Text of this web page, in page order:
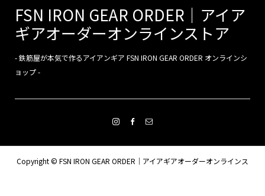
FSN IRON GEAR ORDER｜アイア
ギアオーダーオンラインストア
- 鉄筋屋が本気で作るアイアンギア FSN IRON GEAR ORDER オンラインシ
ョップ -
Copyright © FSN IRON GEAR ORDER｜アイアギアオーダーオンラインス